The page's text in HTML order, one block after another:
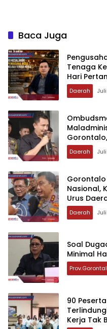
Baca Juga
Tenaga
Hari
Daerah
Lanjut 30
Daerah
‎Gorontalo
Nasional,
Urus
Daerah
‎Soal
Minimal
‎90
Kerja Tak